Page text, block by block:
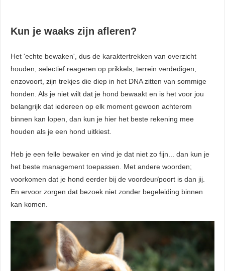
Kun je waaks zijn afleren?
Het 'echte bewaken', dus de karaktertrekken van overzicht
houden, selectief reageren op prikkels, terrein verdedigen,
enzovoort, zijn trekjes die diep in het DNA zitten van sommige
honden. Als je niet wilt dat je hond bewaakt en is het voor jou
belangrijk dat iedereen op elk moment gewoon achterom
binnen kan lopen, dan kun je hier het beste rekening mee
houden als je een hond uitkiest.
Heb je een felle bewaker en vind je dat niet zo fijn... dan kun je
het beste management toepassen. Met andere woorden;
voorkomen dat je hond eerder bij de voordeur/poort is dan jij.
En ervoor zorgen dat bezoek niet zonder begeleiding binnen
kan komen.